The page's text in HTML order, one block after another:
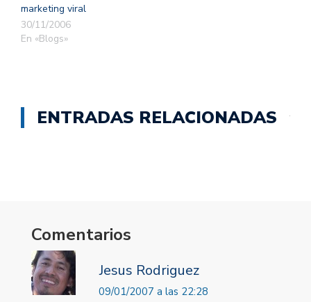
marketing viral
30/11/2006
En «Blogs»
ENTRADAS RELACIONADAS
Comentarios
Jesus Rodriguez
09/01/2007 a las 22:28